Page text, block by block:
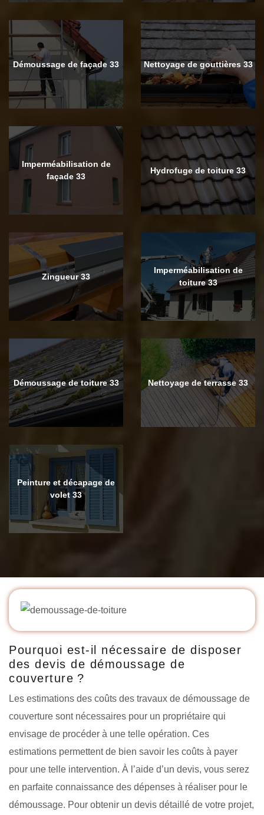
Démoussage de façade 33 Nettoyage de gouttières 33
Imperméabilisation de
façade 33
Hydrofuge de toiture 33
Zingueur 33
Imperméabilisation de
toiture 33
Démoussage de toiture 33 Nettoyage de terrasse 33
Peinture et décapage de
volet 33
Pourquoi est-il nécessaire de disposer
des devis de démoussage de
couverture ?
Les estimations des coûts des travaux de démoussage de
couverture sont nécessaires pour un propriétaire qui
envisage de procéder à une telle opération. Ces
estimations permettent de bien savoir les coûts à payer
pour une telle intervention. À l’aide d’un devis, vous serez
en parfaite connaissance des dépenses à réaliser pour le
démoussage. Pour obtenir un devis détaillé de votre projet,